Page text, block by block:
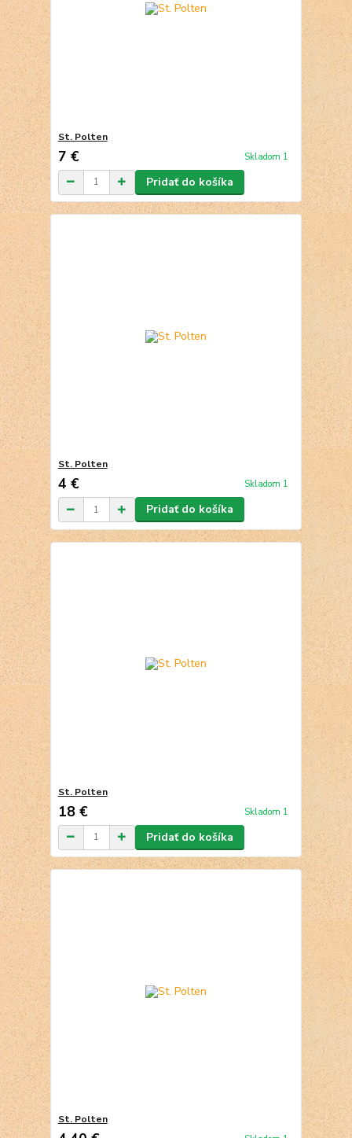
St. Polten
7 € Skladom 1
Pridať do košíka
St. Polten
4 € Skladom 1
Pridať do košíka
St. Polten
18 € Skladom 1
Pridať do košíka
St. Polten